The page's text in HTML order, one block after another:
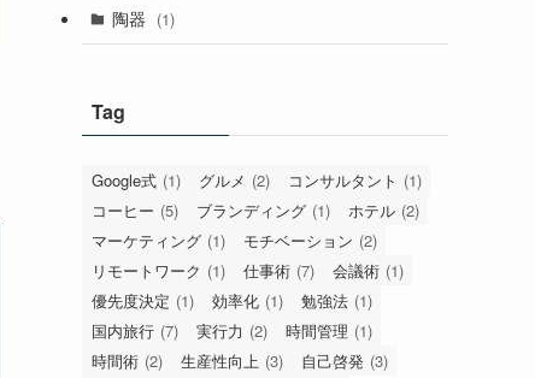
陶器 (1)
Tag
Google式 (1) グルメ (2) コンサルタント (1)
コーヒー (5) ブランディング (1) ホテル (2)
マーケティング (1) モチベーション (2)
リモートワーク (1) 仕事術 (7) 会議術 (1)
優先度決定 (1) 効率化 (1) 勉強法 (1)
国内旅行 (7) 実行力 (2) 時間管理 (1)
時間術 (2) 生産性向上 (3) 自己啓発 (3)